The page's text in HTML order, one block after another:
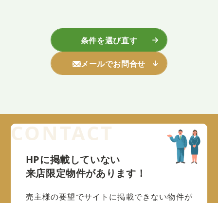
条件を選び直す
メールでお問合せ
HPに掲載していない
来店限定物件があります！
売主様の要望でサイトに掲載できない物件が